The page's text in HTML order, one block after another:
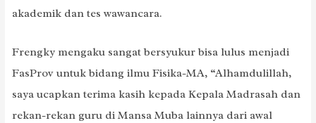
akademik dan tes wawancara.
Frengky mengaku sangat bersyukur bisa lulus menjadi
FasProv untuk bidang ilmu Fisika-MA, “Alhamdulillah,
saya ucapkan terima kasih kepada Kepala Madrasah dan
rekan-rekan guru di Mansa Muba lainnya dari awal